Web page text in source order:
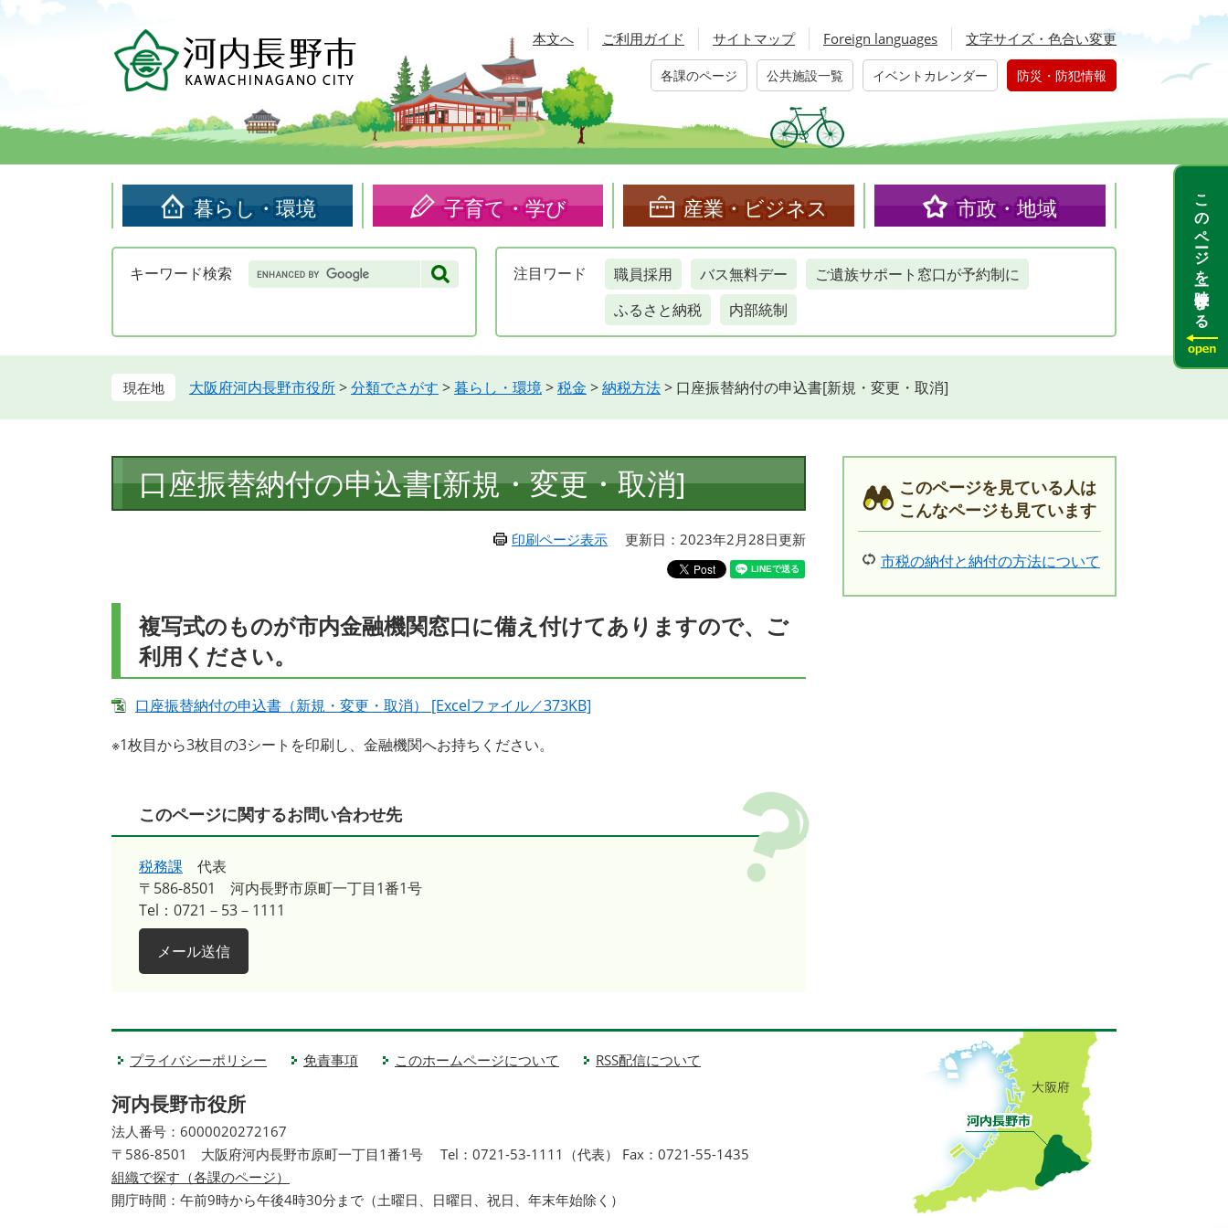
頭
す。
飛
し
本文へ ご利用ガイド サイトマップ Foreign languages 文字サイズ・色合い変更
各課のページ 公共施設一覧 イベントカレンダー 防災・防犯情報
暮らし・環境 子育て・学び 産業・ビジネス 市政・地域
キーワード検索 Google
カ
検
注目 ワード 職員採用 バス無料デー
ご遺族サポート窓口が予約制に
ふるさと納税
内部統制
大阪府河内長野市役所>分類でさがす >暮らし・環境>税金 >納税方法> 口座振替納付の申込書[新規・変更・取消]
文
口座振替納付の申込書[新規・変更・取消]
印刷ページ表示 更新日：2023年2月28日更新
複写式のものが市内金融機関窓口に備え付けてありますので、ご
利用ください。
口座振替納付の申込書（新規・変更・取消） [Excelファイル／373KB]
※1枚目から3枚目の3シートを印刷し、金融機関へお持ちください。
このページに関するお問い合わせ先
税務課
代表
〒586-8501
河内長野市原町一丁目1番1号
Tel：0721－53－1111
メール送信
このページを見ている人は
こんなページも見ています
市税の納付と納付の方法について
プライバシーポリシー 免責事項 このホームページについて RSS配信について
河内長野市役所
法人番号：6000020272167
〒586-8501 大阪府河内長野市原町一丁目1番1号
Tel：0721-53-1111（代表） Fax：0721-55-1435
組織で探す（各課のページ）
開庁時間：午前9時から午後4時30分まで（土曜日、日曜日、祝日、年末年始除く）
このページを一時保存する